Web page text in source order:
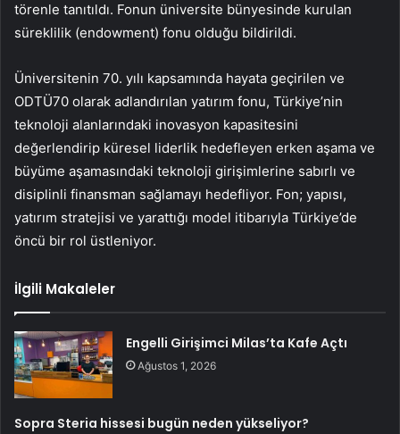
törenle tanıtıldı. Fonun üniversite bünyesinde kurulan
süreklilik (endowment) fonu olduğu bildirildi.
Üniversitenin 70. yılı kapsamında hayata geçirilen ve
ODTÜ70 olarak adlandırılan yatırım fonu, Türkiye’nin
teknoloji alanlarındaki inovasyon kapasitesini
değerlendirip küresel liderlik hedefleyen erken aşama ve
büyüme aşamasındaki teknoloji girişimlerine sabırlı ve
disiplinli finansman sağlamayı hedefliyor. Fon; yapısı,
yatırım stratejisi ve yarattığı model itibarıyla Türkiye’de
öncü bir rol üstleniyor.
İlgili Makaleler
Engelli Girişimci Milas’ta Kafe Açtı
Ağustos 1, 2026
Sopra Steria hissesi bugün neden yükseliyor?